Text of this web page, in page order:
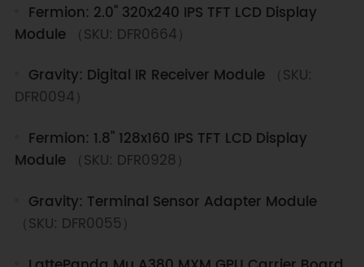
Fermion: 2.0" 320x240 IPS TFT LCD Display
Module （SKU: DFR0664）
Gravity: Digital IR Receiver Module （SKU:
DFR0094）
Fermion: 1.8" 128x160 IPS TFT LCD Display
Module （SKU: DFR0928）
Gravity: Terminal Sensor Adapter Module
（SKU: DFR0055）